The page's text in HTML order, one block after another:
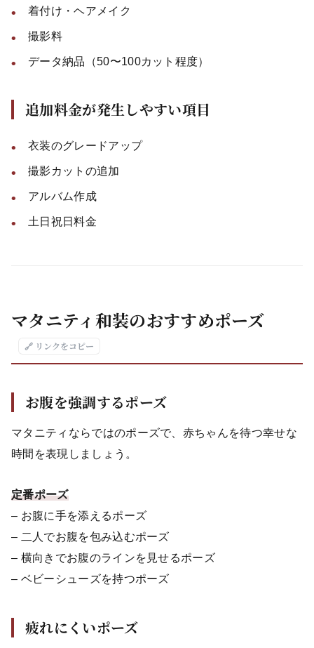
着付け・ヘアメイク
撮影料
データ納品（50〜100カット程度）
追加料金が発生しやすい項目
衣装のグレードアップ
撮影カットの追加
アルバム作成
土日祝日料金
マタニティ和装のおすすめポーズ
🔗 リンクをコピー
お腹を強調するポーズ
マタニティならではのポーズで、赤ちゃんを待つ幸せな
時間を表現しましょう。
定番ポーズ
– お腹に手を添えるポーズ
– 二人でお腹を包み込むポーズ
– 横向きでお腹のラインを見せるポーズ
– ベビーシューズを持つポーズ
疲れにくいポーズ